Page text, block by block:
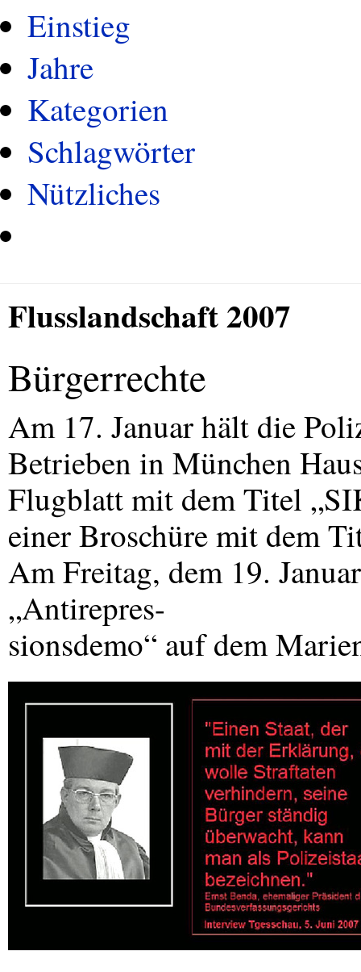
Einstieg
Jahre
Kategorien
Schlagwörter
Nützliches
Flusslandschaft 2007
Bürgerrechte
Am 17. Januar hält die
Betrieben in München
Flugblatt mit dem Titel
einer Broschüre mit dem
Am Freitag, dem 19.
„Antirepres-
sionsdemo“ auf dem